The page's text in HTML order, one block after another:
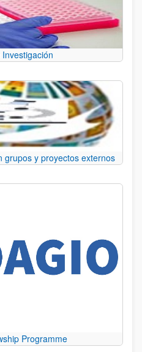
grupos y proyectos externos
Programme